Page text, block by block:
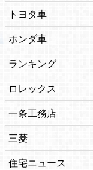
トヨタ車
ホンダ車
ランキング
ロレックス
一条工務店
三菱
住宅ニュース